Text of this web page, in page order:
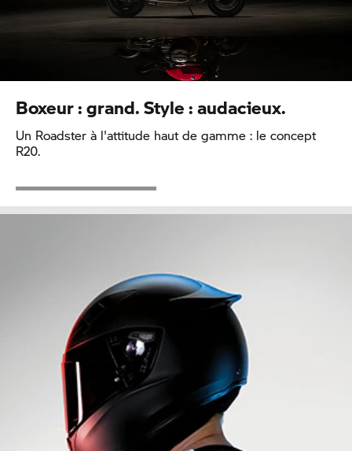
Boxeur : grand. Style : audacieux.
Un Roadster à l'attitude haut de gamme : le concept
R20.